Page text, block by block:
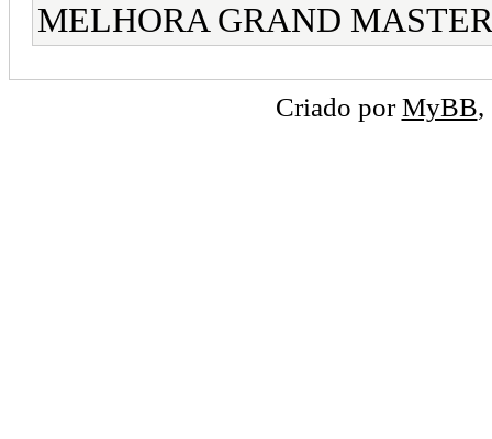
MELHORA GRAND MASTER
Criado porMyBB,